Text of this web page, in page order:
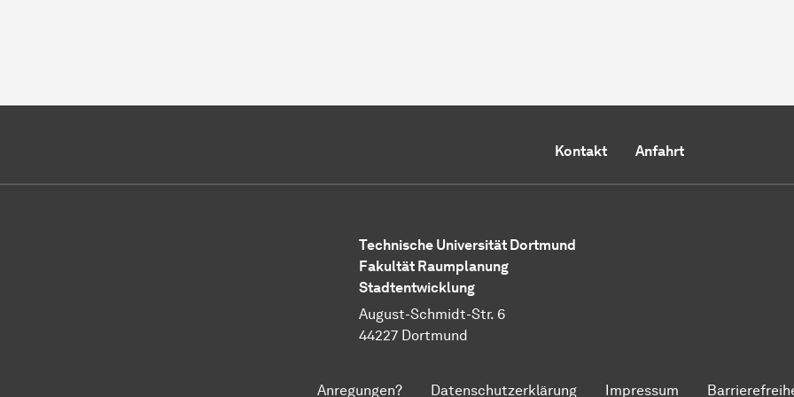
Kontakt Anfahrt
Technische Universität Dortmund
Fakultät Raumplanung
Stadtentwicklung
August-Schmidt-Str. 6
44227 Dortmund
Anregungen? Datenschutzerklärung Impressum